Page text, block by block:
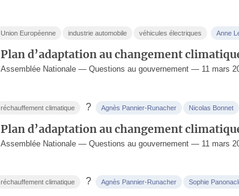
Union Européenne industrie automobile véhicules électriques Anne
Plan d’adaptation au changement
Assemblée Nationale — Questions au gouvernement — 11 mars
réchauffement climatique ? Agnès Pannier-Runacher Nicolas Bonnet
Plan d’adaptation au changement
Assemblée Nationale — Questions au gouvernement — 11 mars
réchauffement climatique ? Agnès Pannier-Runacher Sophie